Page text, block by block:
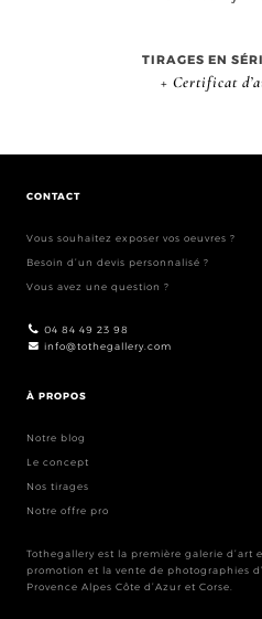
TIRAGES EN
+ Certificat
CONTACT
Vous souhaitez exposer vos oeuvres ?
Besoin d’un devis personnalisé ?
Vous avez une question ?
04 84 49 23 98
info@tothegallery.com
À PROPOS
Notre blog
Le concept
Nos tirages
Notre offre pro
Tothegallery est la première galerie d’art
promotion et la vente de photographies
Provence Alpes Côte d’Azur et Corse.